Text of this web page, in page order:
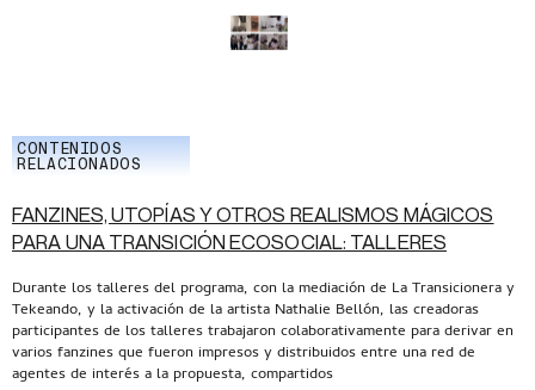
CONTENIDOS
RELACIONADOS
FANZINES, UTOPÍAS Y OTROS REALISMOS MÁGICOS
PARA UNA TRANSICIÓN ECOSOCIAL: TALLERES
Durante los talleres del programa, con la mediación de La Transicionera y
Tekeando, y la activación de la artista Nathalie Bellón, las creadoras
participantes de los talleres trabajaron colaborativamente para derivar en
varios fanzines que fueron impresos y distribuidos entre una red de
agentes de interés a la propuesta, compartidos